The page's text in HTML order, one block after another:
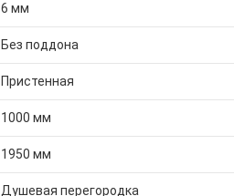
6 мм
Без поддона
Пристенная
1000 мм
1950 мм
Душевая перегородка